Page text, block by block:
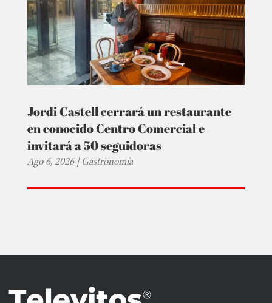
Jordi Castell cerrará un restaurante
en conocido Centro Comercial e
invitará a 50 seguidoras
Ago 6, 2026|Gastronomía